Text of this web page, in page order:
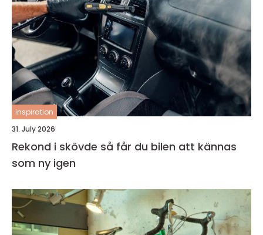
inspiration
31. July 2026
Rekond i skövde så får du bilen att kännas
som ny igen